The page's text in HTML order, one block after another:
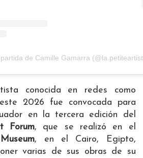
de Camille Gamarra
conocida en redes como
2026 fue convocada para
en la tercera edición del
Forum, que se realizó en el
, en el Cairo, Egipto,
varias de sus obras de su